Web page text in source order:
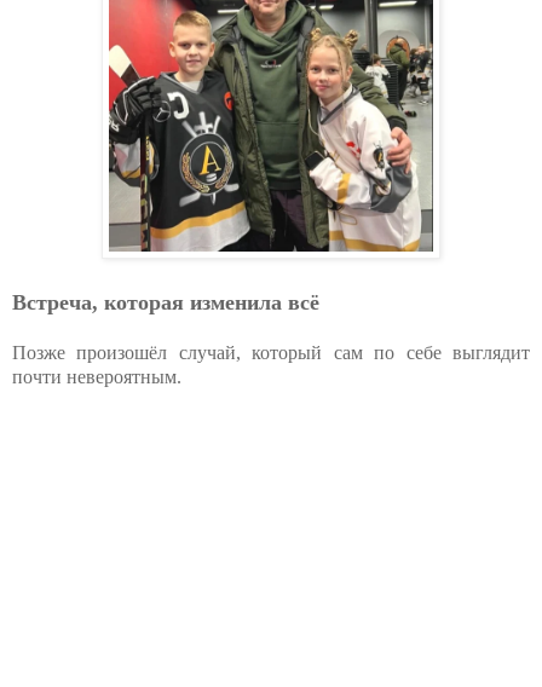
Встреча, которая изменила всё
Позже произошёл случай, который сам по себе выглядит
почти невероятным.